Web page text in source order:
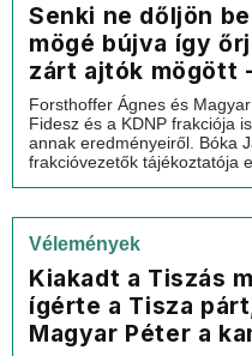
Senki ne dőljön
mögé bújva így
zárt ajtók mögött
Forsthoffer Ágnes és
Fidesz és a KDNP frakciója
annak eredményeiről. Bóka
frakcióvezetők tájékoztatója
Vélemények
Kiakadt a Tiszás
ígérte a Tisza
Magyar Péter a